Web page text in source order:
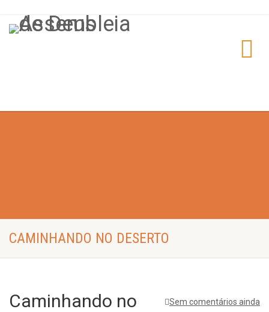
CAMINHANDO NO DESERTO
Sem comentários ainda
Caminhando no